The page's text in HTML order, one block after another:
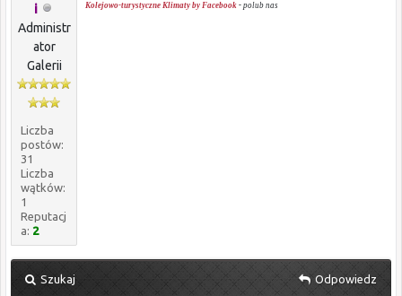
i
Administr
ator
Galerii
Liczba
postów:
31
Liczba
wątków:
1
Reputacj
a: 2
Kolejowo-turystyczne Klimaty by Facebook - polub nas
Szukaj Odpowiedz